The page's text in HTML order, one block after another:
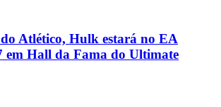
Atlético, Hulk estará no EA
em Hall da Fama do Ultimate